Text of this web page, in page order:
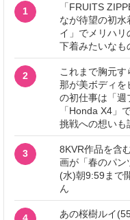
1
「FRUITS
なが待望の初
イ」でメリハ
下着みたいなも
2
これまで胸元
那が美ボディを
の初仕事は「週
「Honda X4」
挑戦への想いも
3
8KVR作品を含
画が「春のパン
(水)朝9:59まで
ん
4
あの桜樹ルイ